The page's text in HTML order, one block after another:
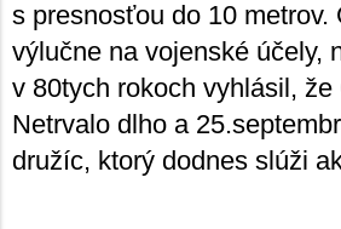
s presnosťou do 10
výlučne na vojenské účely,
v 80tych rokoch vyhlásil,
Netrvalo dlho a
družíc, ktorý dodnes slúži